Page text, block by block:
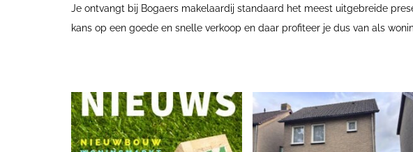
Je ontvangt bij Bogaers makelaardij standaard het meest uitgebreide
kans op een goede en snelle verkoop en daar profiteer je dus van als